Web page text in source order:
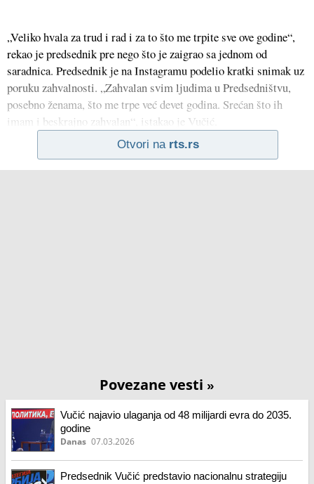
„Veliko hvala za trud i rad i za to što me trpite sve ove godine“,
rekao je predsednik pre nego što je zaigrao sa jednom od
saradnica. Predsednik je na Instagramu podelio kratki snimak uz
poruku zahvalnosti. „Zahvalan svim ljudima u Predsedništvu,
posebno ženama, što me trpe već devet godina. Srećan što ih
imam i beskrajno zahvalan“, istakao je Vučić.
Otvori na rts.rs
Povezane vesti »
Vučić najavio ulaganja od 48 milijardi evra do 2035.
godine
Danas 07.03.2026
Predsednik Vučić predstavio nacionalnu strategiju